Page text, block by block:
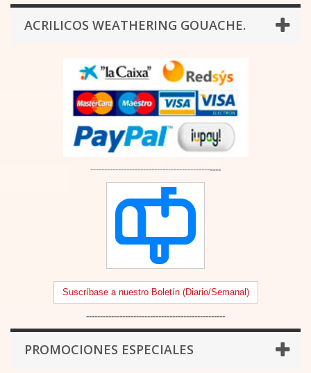
ACRILICOS WEATHERING GOUACHE.
-----------------------------------------------
Suscríbase a nuestro Boletín (Diario/Semanal)
--------------------------------------------------
PROMOCIONES ESPECIALES